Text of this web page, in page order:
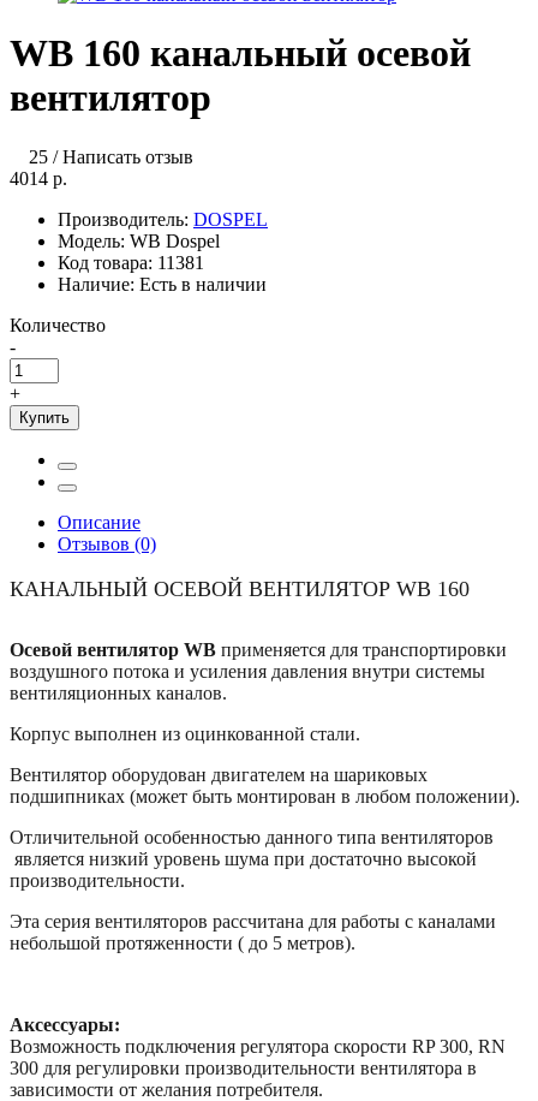
WB 160 канальный осевой
вентилятор
25 /Написать отзыв
4014 р.
Производитель: DOSPEL
Модель: WB Dospel
Код товара: 11381
Наличие: Есть в наличии
Количество
-
+
Купить
Описание
Отзывов (0)
КАНАЛЬНЫЙ ОСЕВОЙ ВЕНТИЛЯТОР WB 160
Осевой вентилятор WB применяется для транспортировки
воздушного потока и усиления давления внутри системы
вентиляционных каналов.
Корпус выполнен из оцинкованной стали.
Вентилятор оборудован двигателем на шариковых
подшипниках (может быть монтирован в любом положении).
Отличительной особенностью данного типа вентиляторов
является низкий уровень шума при достаточно высокой
производительности.
Эта серия вентиляторов рассчитана для работы с каналами
небольшой протяженности ( до 5 метров).
Аксессуары:
Возможность подключения регулятора скорости RP 300, RN
300 для регулировки производительности вентилятора в
зависимости от желания потребителя.